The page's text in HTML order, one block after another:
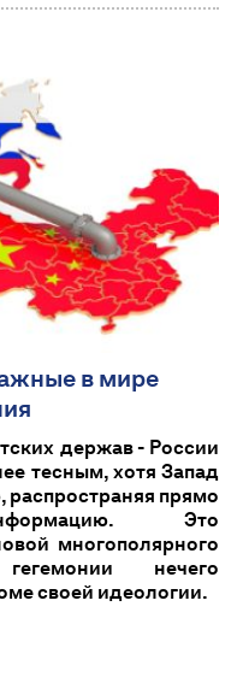
в мире
держав - России
тесным, хотя Запад
распространяя прямо
Это
многополярного
нечего
своей идеологии.